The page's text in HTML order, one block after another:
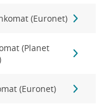
(Euronet)
(Planet
(Euronet)